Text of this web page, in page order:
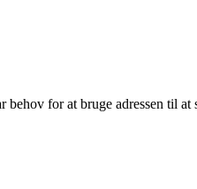
for at bruge adressen til at